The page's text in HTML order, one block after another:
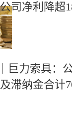
司净利降超
巨力索具：
滞纳金合计